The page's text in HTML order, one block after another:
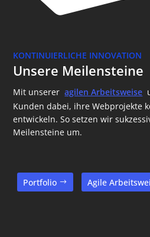
KONTINUIERLICHE INNOVATION
Unsere Meilensteine
Mit unserer agilen Arbeitsweise
Kunden dabei, ihre Webprojekte
entwickeln. So setzen wir
Meilensteine um.
Portfolio Agile